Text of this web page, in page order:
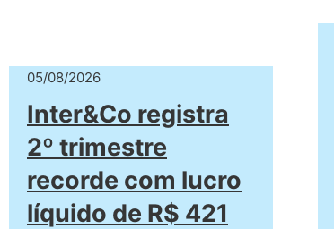
05/08/2026
Inter&Co registra
2º trimestre
recorde com lucro
líquido de R$ 421